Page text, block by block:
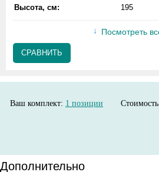
Высота, см:
195
Посмотреть
СРАВНИТЬ
Ваш комплект: 1 позиции
Дополнительно